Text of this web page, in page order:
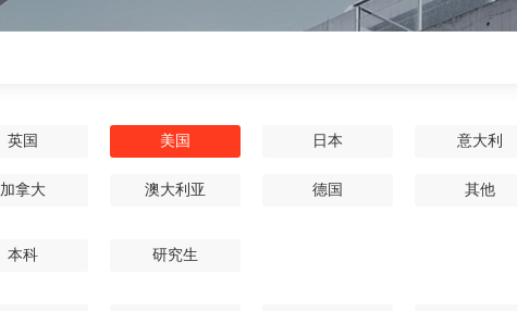
英国 美国 日本 意大利
加拿大 澳大利亚 德国 其他
本科 研究生